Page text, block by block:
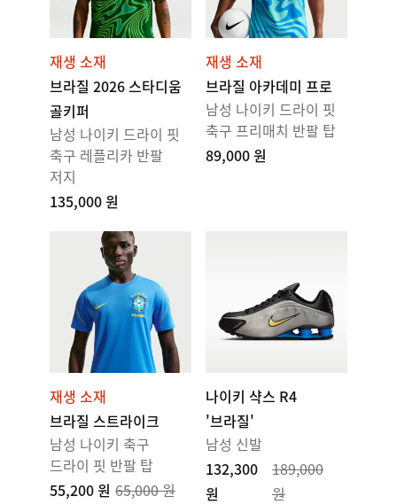
재생 소재
브라질 2026 스타디움
골키퍼
남성 나이키 드라이 핏
축구 레플리카 반팔
저지
135,000 원
재생 소재
브라질 아카데미 프로
남성 나이키 드라이 핏
축구 프리매치 반팔 탑
89,000 원
재생 소재
브라질 스트라이크
남성 나이키 축구
드라이 핏 반팔 탑
55,200 원 65,000 원
나이키 샥스 R4
'브라질'
남성 신발
132,300
원
189,000
원